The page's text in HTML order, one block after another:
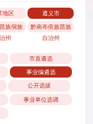
地区 遵义市
族侗族
州
黔南布依族苗族
自治州
市直遴选
事业编遴选
公开选拔
事业单位选调